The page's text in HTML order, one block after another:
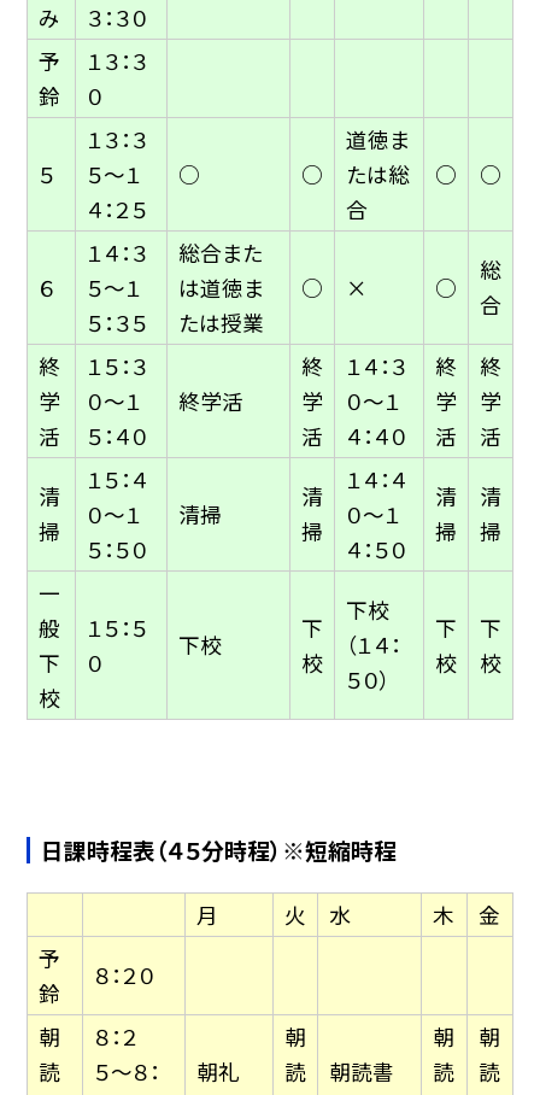
み
３：３０
予
鈴
１３：３
０
５
１３：３
５〜１
４：２５
○ ○
道徳ま
たは総
合
○ ○
６
１４：３
５〜１
５：３５
総合また
は道徳ま
たは授業
○ × ○
総
合
終
学
活
１５：３
０〜１
５：４０
終学活
終
学
活
１４：３
０〜１
４：４０
終
学
活
終
学
活
清
掃
１５：４
０〜１
５：５０
清掃
清
掃
１４：４
０〜１
４：５０
清
掃
清
掃
一
般
下
校
１５：５
０
下校
下
校
下校
（１４：
５０）
下
校
下
校
日課時程表（４５分時程）※短縮時程
月 火 水 木
金
予
鈴
８：２０
朝
読
８：２
５〜８：
朝礼
朝
読
朝読書
朝
読
朝
読